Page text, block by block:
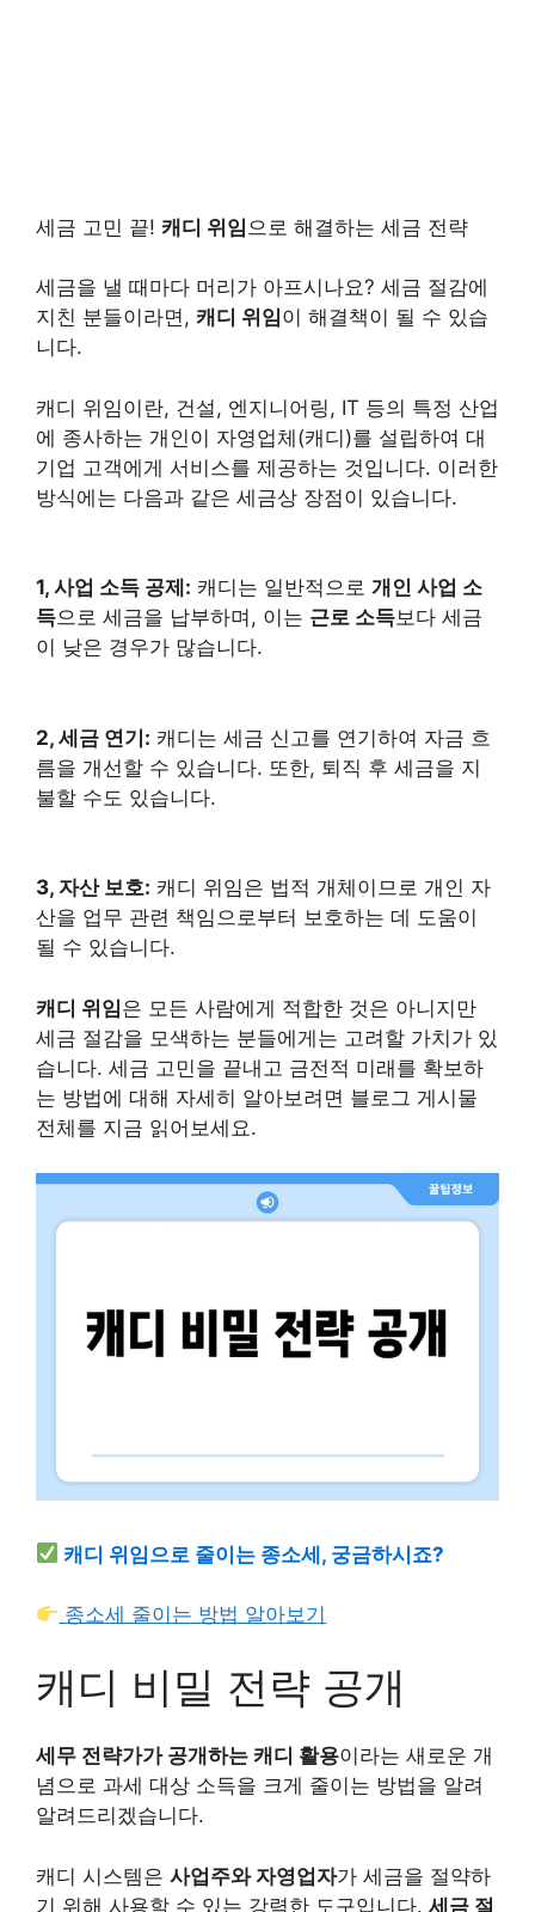
세금 고민 끝! 캐디 위임 으로 해결하는 세금 전략
세금을 낼 때마다 머리가 아프시나요? 세금 절감에
지친 분들이라면, 캐디 위임이 해결책이 될 수 있습
니다.
캐디 위임이란, 건설, 엔지니어링, IT 등의 특정 산업
에 종사하는 개인이 자영업체(캐디)를 설립하여 대
기업 고객에게 서비스를 제공하는 것입니다. 이러한
방식에는 다음과 같은 세금상 장점이 있습니다.
1, 사업 소득 공제: 캐디는 일반적으로 개인 사업 소
득으로 세금을 납부하며, 이는 근로 소득보다 세금
이 낮은 경우가 많습니다.
2, 세금 연기: 캐디는 세금 신고를 연기하여 자금 흐
름을 개선할 수 있습니다. 또한, 퇴직 후 세금을 지
불할 수도 있습니다.
3, 자산 보호: 캐디 위임은 법적 개체이므로 개인 자
산을 업무 관련 책임으로부터 보호하는 데 도움이
될 수 있습니다.
캐디 위임은 모든 사람에게 적합한 것은 아니지만
세금 절감을 모색하는 분들에게는 고려할 가치가 있
습니다. 세금 고민을 끝내고 금전적 미래를 확보하
는 방법에 대해 자세히 알아보려면 블로그 게시물
전체를 지금 읽어보세요.
캐디 위임으로 줄이는 종소세, 궁금하시죠?
종소세 줄이는 방법 알아보기
캐디 비밀 전략 공개
세무 전략가가 공개하는 캐디 활용이라는 새로운 개
념으로 과세 대상 소득을 크게 줄이는 방법을 알려
알려드리겠습니다.
캐디 시스템은 사업주와 자영업자가 세금을 절약하
기 위해 사용할 수 있는 강력한 도구입니다. 세금 절